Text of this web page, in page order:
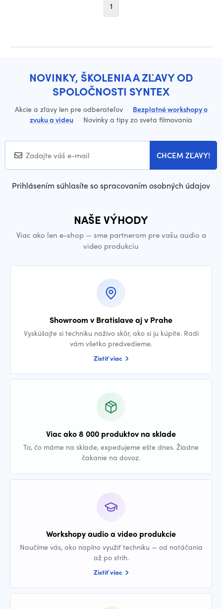
1
NOVINKY, ŠKOLENIA A ZĽAVY OD
SPOLOČNOSTI SYNTEX
Akcie a zľavy len pre odberateľov · Bezplatné workshopy o
zvuku a videu · Novinky a tipy zo sveta filmovania
CHCEM ZĽAVY!
Prihlásením súhlasíte so spracovaním osobných údajov
NAŠE VÝHODY
Viac ako len e-shop — sme partnerom pre vašu audio a
video produkciu
Showroom v Bratislave aj v Prahe
Vyskúšajte si techniku naživo skôr, ako si ju kúpite. Radi
vám všetko predvedieme.
Zistiť viac
Viac ako 8 000 produktov na sklade
To, čo máme na sklade, expedujeme ešte dnes. Žiadne
čakanie na dovoz.
Workshopy audio a video produkcie
Naučíme vás, ako naplno využiť techniku — od natáčania
až po strih.
Zistiť viac